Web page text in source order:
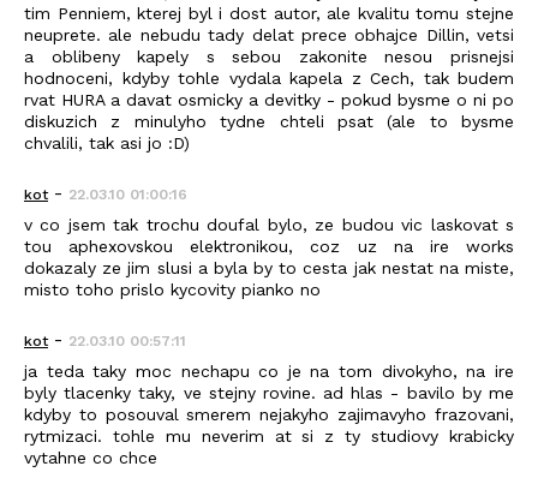
tim Penniem, kterej byl i dost autor, ale kvalitu tomu stejne
neuprete. ale nebudu tady delat prece obhajce Dillin, vetsi
a oblibeny kapely s sebou zakonite nesou prisnejsi
hodnoceni, kdyby tohle vydala kapela z Cech, tak budem
rvat HURA a davat osmicky a devitky - pokud bysme o ni po
diskuzich z minulyho tydne chteli psat (ale to bysme
chvalili, tak asi jo :D)
kot- 22.03.10 01:00:16
v co jsem tak trochu doufal bylo, ze budou vic laskovat s
tou aphexovskou elektronikou, coz uz na ire works
dokazaly ze jim slusi a byla by to cesta jak nestat na miste,
misto toho prislo kycovity pianko no
kot- 22.03.10 00:57:11
ja teda taky moc nechapu co je na tom divokyho, na ire
byly tlacenky taky, ve stejny rovine. ad hlas - bavilo by me
kdyby to posouval smerem nejakyho zajimavyho frazovani,
rytmizaci. tohle mu neverim at si z ty studiovy krabicky
vytahne co chce